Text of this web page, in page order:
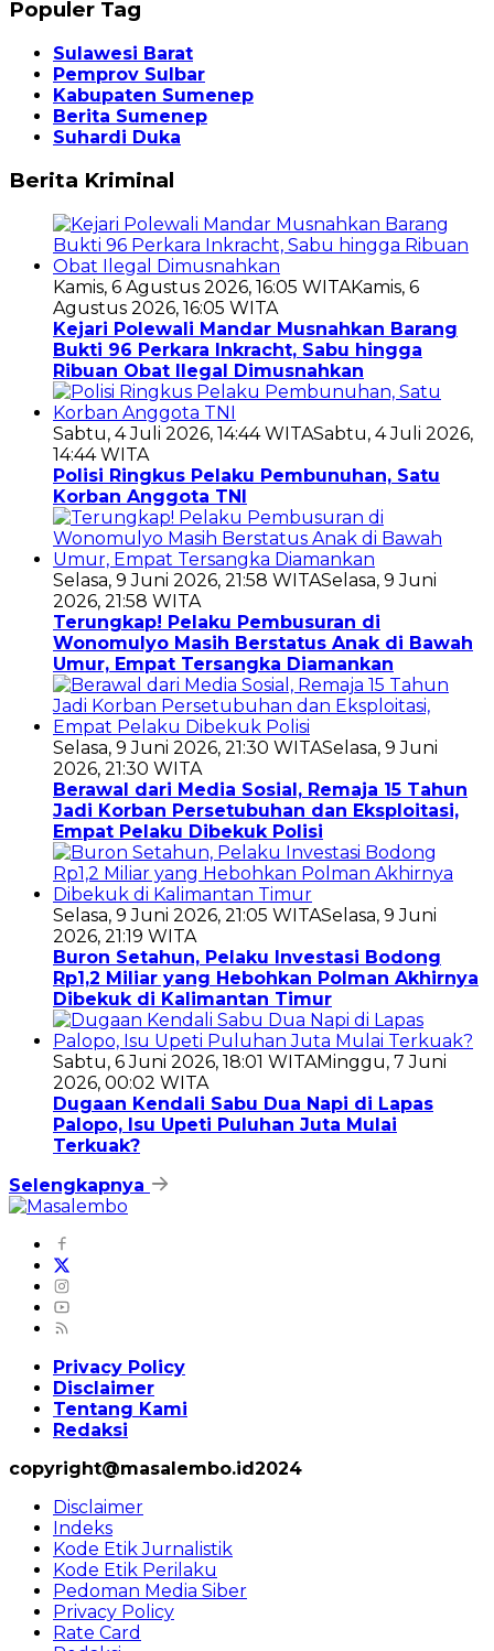
Populer Tag
Sulawesi Barat
Pemprov Sulbar
Kabupaten Sumenep
Berita Sumenep
Suhardi Duka
Berita Kriminal
Kamis, 6 Agustus 2026, 16:05 WITAKamis, 6
Agustus 2026, 16:05 WITA
Kejari Polewali Mandar Musnahkan Barang
Bukti 96 Perkara Inkracht, Sabu hingga
Ribuan Obat Ilegal Dimusnahkan
Sabtu, 4 Juli 2026, 14:44 WITASabtu, 4 Juli 2026,
14:44 WITA
Polisi Ringkus Pelaku Pembunuhan, Satu
Korban Anggota TNI
Selasa, 9 Juni 2026, 21:58 WITASelasa, 9 Juni
2026, 21:58 WITA
Terungkap! Pelaku Pembusuran di
Wonomulyo Masih Berstatus Anak di Bawah
Umur, Empat Tersangka Diamankan
Selasa, 9 Juni 2026, 21:30 WITASelasa, 9 Juni
2026, 21:30 WITA
Berawal dari Media Sosial, Remaja 15 Tahun
Jadi Korban Persetubuhan dan Eksploitasi,
Empat Pelaku Dibekuk Polisi
Selasa, 9 Juni 2026, 21:05 WITASelasa, 9 Juni
2026, 21:19 WITA
Buron Setahun, Pelaku Investasi Bodong
Rp1,2 Miliar yang Hebohkan Polman Akhirnya
Dibekuk di Kalimantan Timur
Sabtu, 6 Juni 2026, 18:01 WITAMinggu, 7 Juni
2026, 00:02 WITA
Dugaan Kendali Sabu Dua Napi di Lapas
Palopo, Isu Upeti Puluhan Juta Mulai
Terkuak?
Selengkapnya
Privacy Policy
Disclaimer
Tentang Kami
Redaksi
copyright@masalembo.id2024
Disclaimer
Indeks
Kode Etik Jurnalistik
Kode Etik Perilaku
Pedoman Media Siber
Privacy Policy
Rate Card